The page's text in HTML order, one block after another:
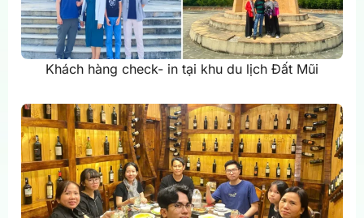
Khách hàng check- in tại khu du lịch Đất Mũi